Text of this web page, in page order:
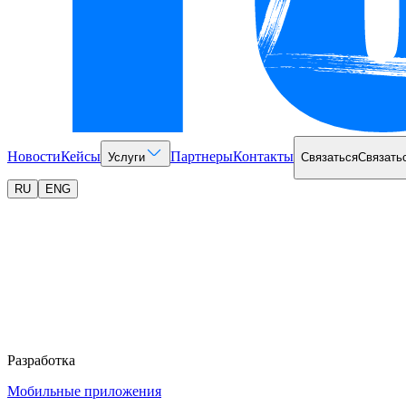
НовостиКейсы Услуги ПартнерыКонтакты Связаться
RU ENG
Разработка
Мобильные приложения